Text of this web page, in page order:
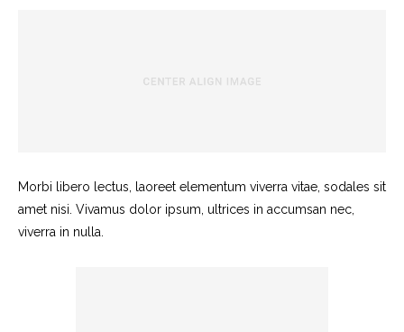
Morbi libero lectus, laoreet elementum viverra vitae, sodales sit
amet nisi. Vivamus dolor ipsum, ultrices in accumsan nec,
viverra in nulla.